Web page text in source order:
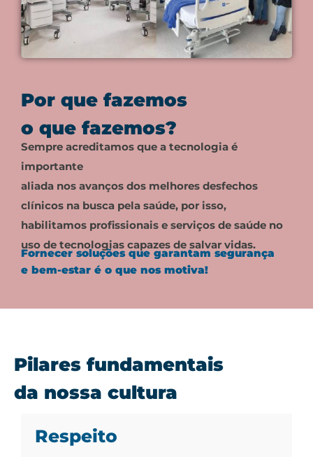
Por que fazemos
o que fazemos?
Sempre acreditamos que a tecnologia é
importante
aliada nos avanços dos melhores desfechos
clínicos na busca pela saúde, por isso,
habilitamos profissionais e serviços de saúde no
uso de tecnologias capazes de salvar vidas.
Fornecer soluções que garantam segurança
e bem-estar é o que nos motiva!
Pilares fundamentais
da nossa cultura
Respeito